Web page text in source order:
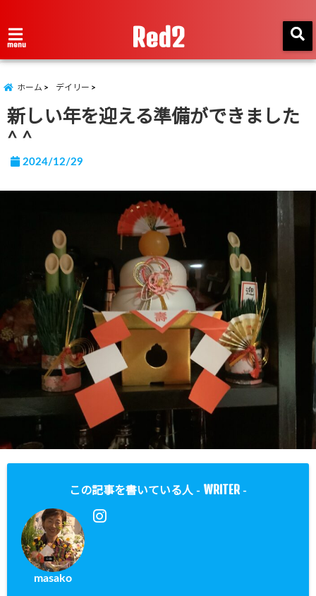
menu Red2
ホーム デイリー
新しい年を迎える準備ができました
^ ^
2024/12/29
この記事を書いている人 - WRITER -
masako